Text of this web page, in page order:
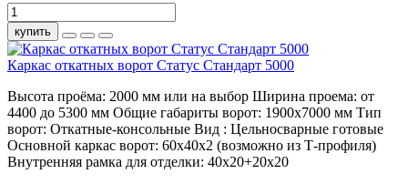
купить
Каркас откатных ворот Статус Стандарт 5000
Высота проёма: 2000 мм или на выбор Ширина проема: от
4400 до 5300 мм Общие габариты ворот: 1900х7000 мм Тип
ворот: Откатные-консольные Вид : Цельносварные готовые
Основной каркас ворот: 60х40х2 (возможно из Т-профиля)
Внутренняя рамка для отделки: 40х20+20х20